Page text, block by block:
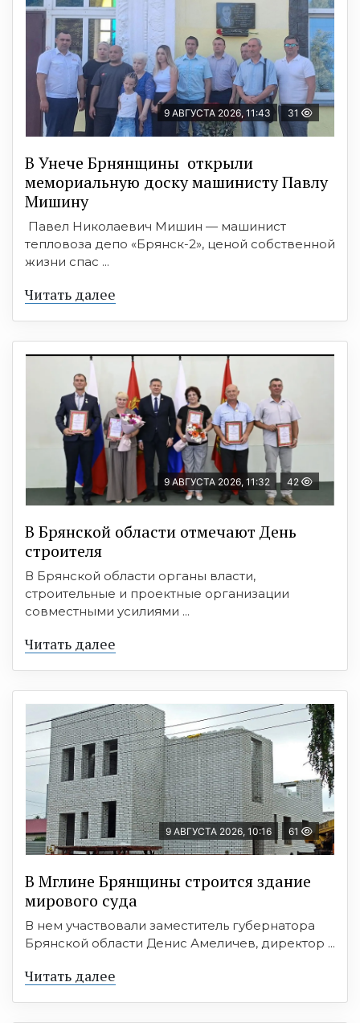
9 АВГУСТА 2026, 11:43 31
В Унече Брнянщины открыли
мемориальную доску машинисту Павлу
Мишину
Павел Николаевич Мишин — машинист
тепловоза депо «Брянск-2», ценой собственной
жизни спас ...
Читать далее
9 АВГУСТА 2026, 11:32 42
В Брянской области отмечают День
строителя
В Брянской области органы власти,
строительные и проектные организации
совместными усилиями ...
Читать далее
9 АВГУСТА 2026, 10:16 61
В Мглине Брянщины строится здание
мирового суда
В нем участвовали заместитель губернатора
Брянской области Денис Амеличев, директор ...
Читать далее